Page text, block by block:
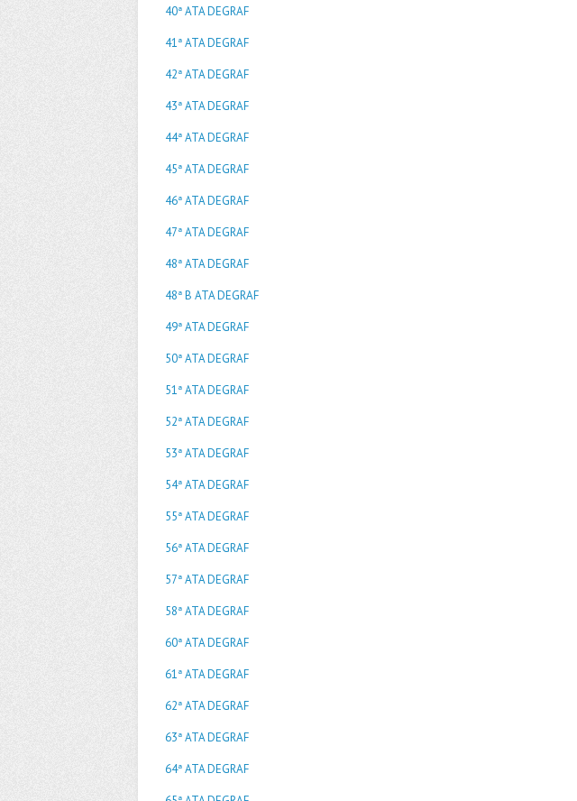
40ª ATA DEGRAF
41ª ATA DEGRAF
42ª ATA DEGRAF
43ª ATA DEGRAF
44ª ATA DEGRAF
45ª ATA DEGRAF
46ª ATA DEGRAF
47ª ATA DEGRAF
48ª ATA DEGRAF
48ª B ATA DEGRAF
49ª ATA DEGRAF
50ª ATA DEGRAF
51ª ATA DEGRAF
52ª ATA DEGRAF
53ª ATA DEGRAF
54ª ATA DEGRAF
55ª ATA DEGRAF
56ª ATA DEGRAF
57ª ATA DEGRAF
58ª ATA DEGRAF
60ª ATA DEGRAF
61ª ATA DEGRAF
62ª ATA DEGRAF
63ª ATA DEGRAF
64ª ATA DEGRAF